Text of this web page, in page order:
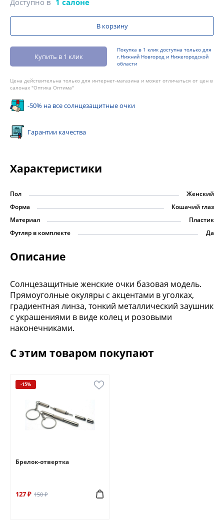
В корзину
Купить в 1 клик
Покупка в 1 клик доступна только для
г.Нижний Новгород и Нижегородской
области
Цена действительна только для интернет-магазина и может отличаться от цен в
салонах "Оптика Оптима"
-50% на все солнцезащитные очки
Гарантии качества
Описание
Солнцезащитные женские очки базовая модель.
Прямоуголные окуляры с акцентами в уголках,
градиентная линза, тонкий металлический заушник
с украшениями в виде колец и розовыми
наконечниками.
С этим товаром покупают
-15%
Брелок-отвертка
127 ₽ 150 ₽
Характеристики
Пол
Женский
Форма
Кошачий глаз
Материал
Пластик
Футляр в комплекте
Да